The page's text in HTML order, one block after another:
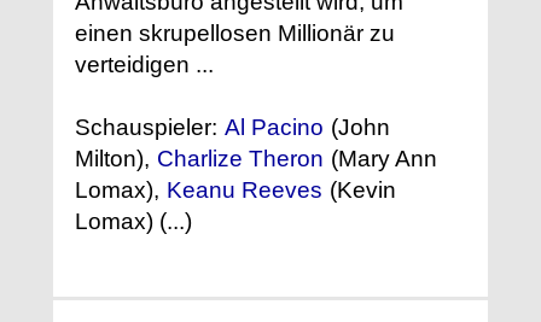
einen skrupellosen Millionär zu
verteidigen ...
Schauspieler: Al Pacino (John
Milton), Charlize Theron (Mary Ann
Lomax), Keanu Reeves (Kevin
Lomax) (...)